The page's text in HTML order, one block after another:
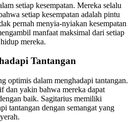
setiap kesempatan. Mereka selalu
setiap kesempatan adalah pintu
pernah menyia-nyiakan kesempatan
manfaat maksimal dari setiap
mereka.
Tantangan
optimis dalam menghadapi tantangan.
dan yakin bahwa mereka dapat
baik. Sagitarius memiliki
tantangan dengan semangat yang